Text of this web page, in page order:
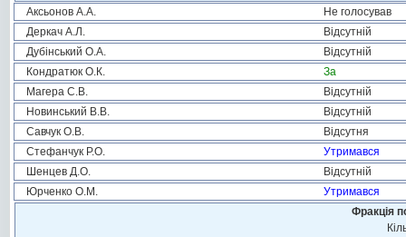
Аксьонов А.А.
Не голосував
Деркач А.Л.
Відсутній
Дубінський О.А.
Відсутній
Кондратюк О.К.
За
Магера С.В.
Відсутній
Новинський В.В.
Відсутній
Савчук О.В.
Відсутня
Стефанчук Р.О.
Утримався
Шенцев Д.О.
Відсутній
Юрченко О.М.
Утримався
Фракція